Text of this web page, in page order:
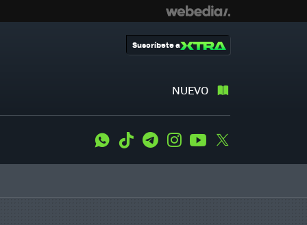
NUEVO
Suscríbete a
WhatsApp
Tiktok TelegramInstagramYoutube